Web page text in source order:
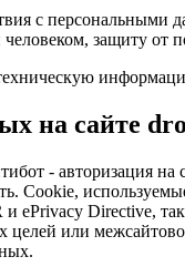
с персональными
защиту
на сайте
- авторизация
Cookie,
ePrivacy Directive,
или